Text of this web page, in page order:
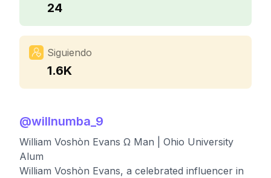
24
Siguiendo
1.6K
@willnumba_9
William Voshòn Evans Ω Man | Ohio University
Alum
William Voshòn Evans, a celebrated influencer in